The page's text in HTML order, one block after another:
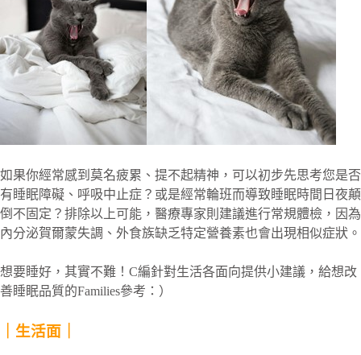
如果你經常感到莫名疲累、提不起精神，可以初步先思考您是否
有睡眠障礙、呼吸中止症？或是經常輪班而導致睡眠時間日夜顛
倒不固定？排除以上可能，醫療專家則建議進行常規體檢，因為
內分泌賀爾蒙失調、外食族缺乏特定營養素也會出現相似症狀。
想要睡好，其實不難！C編針對生活各面向提供小建議，給想改
善睡眠品質的Families參考：）
｜生活面｜